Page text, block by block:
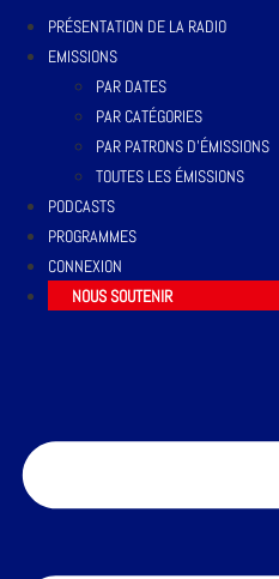
PRÉSENTATION DE LA RADIO
EMISSIONS
PAR DATES
PAR CATÉGORIES
PAR PATRONS D’ÉMISSIONS
TOUTES LES ÉMISSIONS
PODCASTS
PROGRAMMES
CONNEXION
NOUS SOUTENIR